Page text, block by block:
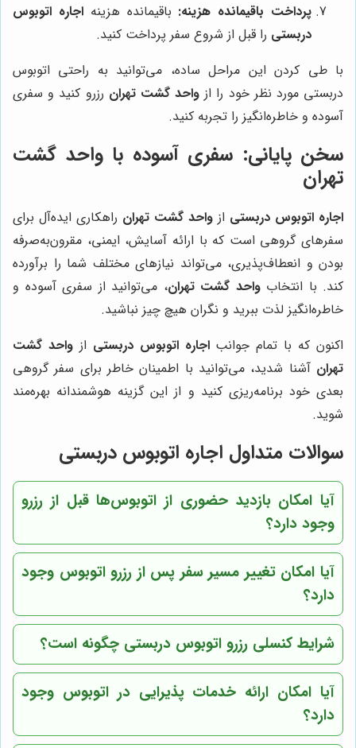
پرداخت باقیمانده هزینه: باقیمانده هزینهاجاره اتوبوس
دربستی را قبل از شروع سفر پرداخت کنید.
با طی کردن این مراحل ساده، می‌توانید به راحتی اتوبوس
دربستی مورد نظر خود را از واحد گشت تهران رزرو کنید و سفری
آسوده و خاطره‌انگیز را تجربه کنید.
سخن پایانی: سفری آسوده باواحد گشت
تهران
اجاره اتوبوس دربستی از واحد گشت تهران راهکاری ایده‌آل برای
سفرهای گروهی است که با ارائه آسایش، ایمنی، مقرون‌به‌صرفه
بودن و انعطاف‌پذیری، می‌تواند نیازهای مختلف شما را برآورده
کند. با انتخابواحد گشت تهران، می‌توانید از سفری آسوده و
خاطره‌انگیز لذت ببرید و نگران هیچ چیز نباشید.
اکنون که با تمام جوانباجاره اتوبوس دربستی ازواحد گشت
تهران آشنا شدید، می‌توانید با اطمینان خاطر برای سفر گروهی
بعدی خود برنامه‌ریزی کنید و از این گزینه هوشمندانه بهره‌مند
شوید.
سوالات متداول اجاره اتوبوس دربستی
آیا امکان بازدید حضوری از اتوبوس‌ها قبل از رزرو
وجود دارد؟
آیا امکان تغییر مسیر سفر پس از رزرو اتوبوس وجود
دارد؟
شرایط کنسلی رزرو اتوبوس دربستی چگونه است؟
آیا امکان ارائه خدمات پذیرایی در اتوبوس وجود
دارد؟